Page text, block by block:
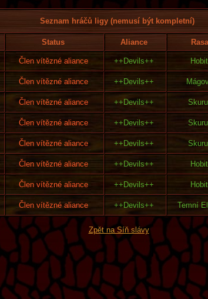
Seznam hráčů ligy (nemusí být kompletní)
Status Aliance Rasa
Člen vítězné aliance ++Devils++
Člen vítězné aliance ++Devils++
Člen vítězné aliance ++Devils++
Člen vítězné aliance ++Devils++
Člen vítězné aliance ++Devils++
Člen vítězné aliance ++Devils++
Člen vítězné aliance ++Devils++
Člen vítězné aliance ++Devils++ Temní
Zpět na Síň slávy